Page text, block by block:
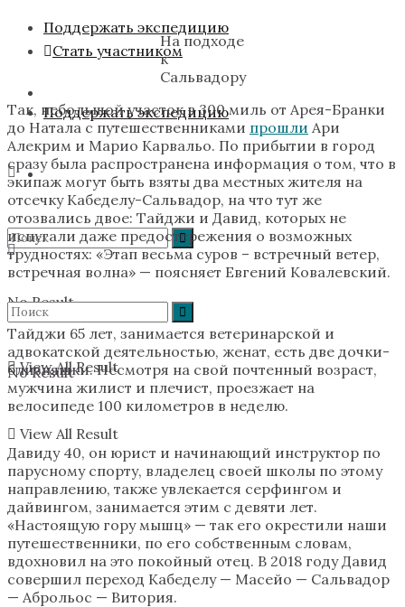
Поддержать экспедицию
No Result
View All Result
Стать участником
Поддержать экспедицию
No Result
View All Result
На подходе
к
Сальвадору
Так, небольшой участок в 300 миль от Арея-Бранки
до Натала с путешественниками прошли Ари
Алекрим и Марио Карвальо. По прибытии в город
сразу была распространена информация о том, что в
экипаж могут быть взяты два местных жителя на
отсечку Кабеделу-Сальвадор, на что тут же
отозвались двое: Тайджи и Давид, которых не
испугали даже предостережения о возможных
трудностях: «Этап весьма суров – встречный ветер,
встречная волна» — поясняет Евгений Ковалевский.
Тайджи 65 лет, занимается ветеринарской и
адвокатской деятельностью, женат, есть две дочки-
близняшки. Несмотря на свой почтенный возраст,
мужчина жилист и плечист, проезжает на
велосипеде 100 километров в неделю.
Давиду 40, он юрист и начинающий инструктор по
парусному спорту, владелец своей школы по этому
направлению, также увлекается серфингом и
дайвингом, занимается этим с девяти лет.
«Настоящую гору мышц» — так его окрестили наши
путешественники, по его собственным словам,
вдохновил на это покойный отец. В 2018 году Давид
совершил переход Кабеделу — Масейо — Сальвадор
— Аброльос — Витория.